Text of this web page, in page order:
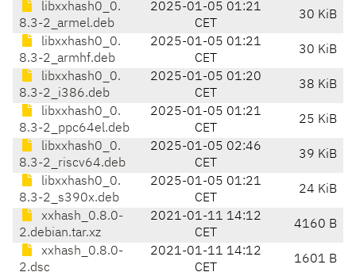
libxxhash0_0.
8.3-2_armel.deb
2025-01-05 01:21
CET
30 KiB
libxxhash0_0.
8.3-2_armhf.deb
2025-01-05 01:21
CET
30 KiB
libxxhash0_0.
8.3-2_i386.deb
2025-01-05 01:20
CET
38 KiB
libxxhash0_0.
8.3-2_ppc64el.deb
2025-01-05 01:21
CET
25 KiB
libxxhash0_0.
8.3-2_riscv64.deb
2025-01-05 02:46
CET
39 KiB
libxxhash0_0.
8.3-2_s390x.deb
2025-01-05 01:21
CET
24 KiB
xxhash_0.8.0-
2.debian.tar.xz
2021-01-11 14:12
CET
4160 B
xxhash_0.8.0-
2.dsc
2021-01-11 14:12
CET
1601 B